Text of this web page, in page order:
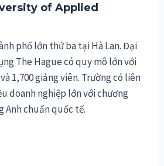
of Applied
phố lớn thứ ba tại Hà Lan. Đại
The Hague có quy mô lớn với
1,700 giảng viên. Trường có liên
doanh nghiệp lớn với chương
Anh chuẩn quốc tế.